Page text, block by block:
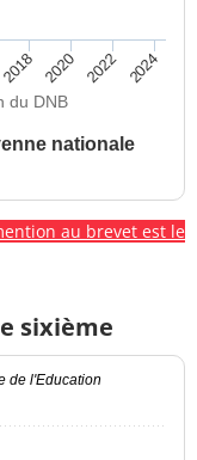
du DNB
nationale
2018 2020 2022 2024
au brevet est le
sixième
de l'Education